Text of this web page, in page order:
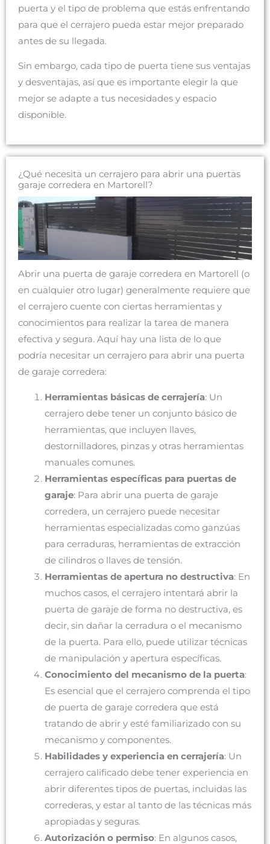
puerta y el tipo de problema que estás enfrentando
para que el cerrajero pueda estar mejor preparado
antes de su llegada.
Sin embargo, cada tipo de puerta tiene sus ventajas
y desventajas, así que es importante elegir la que
mejor se adapte a tus necesidades y espacio
disponible.
¿Qué necesita un cerrajero para abrir una puertas
garaje corredera en Martorell?
Abrir una puerta de garaje corredera en Martorell (o
en cualquier otro lugar) generalmente requiere que
el cerrajero cuente con ciertas herramientas y
conocimientos para realizar la tarea de manera
efectiva y segura. Aquí hay una lista de lo que
podría necesitar un cerrajero para abrir una puerta
de garaje corredera:
Herramientas básicas de cerrajería: Un
cerrajero debe tener un conjunto básico de
herramientas, que incluyen llaves,
destornilladores, pinzas y otras herramientas
manuales comunes.
Herramientas específicas para puertas de
garaje: Para abrir una puerta de garaje
corredera, un cerrajero puede necesitar
herramientas especializadas como ganzúas
para cerraduras, herramientas de extracción
de cilindros o llaves de tensión.
Herramientas de apertura no destructiva: En
muchos casos, el cerrajero intentará abrir la
puerta de garaje de forma no destructiva, es
decir, sin dañar la cerradura o el mecanismo
de la puerta. Para ello, puede utilizar técnicas
de manipulación y apertura específicas.
Conocimiento del mecanismo de la puerta:
Es esencial que el cerrajero comprenda el tipo
de puerta de garaje corredera que está
tratando de abrir y esté familiarizado con su
mecanismo y componentes.
Habilidades y experiencia en cerrajería: Un
cerrajero calificado debe tener experiencia en
abrir diferentes tipos de puertas, incluidas las
correderas, y estar al tanto de las técnicas más
apropiadas y seguras.
Autorización o permiso: En algunos casos,